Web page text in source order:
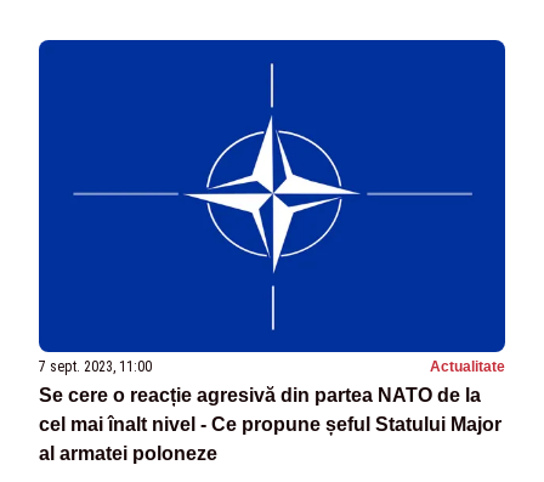
7 sept. 2023, 11:00 Actualitate
Se cere o reacție agresivă din partea NATO de la
cel mai înalt nivel - Ce propune șeful Statului Major
al armatei poloneze